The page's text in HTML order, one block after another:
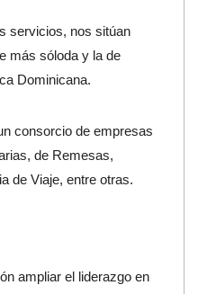
servicios, nos sitúan
más sóloda y la de
Dominicana.
consorcio de empresas
de Remesas,
de Viaje, entre otras.
ampliar el liderazgo en